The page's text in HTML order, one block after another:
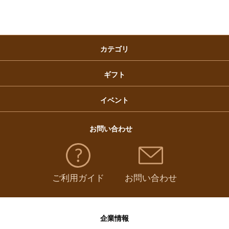
カテゴリ
ギフト
イベント
福袋
お問い合わせ
ご利用ガイド お問い合わせ
企業情報